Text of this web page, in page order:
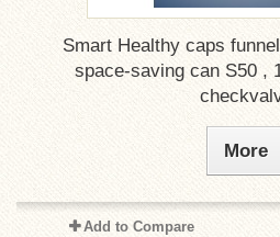
Smart Healthy caps
space-saving can S50 ,
More
Add to Compare